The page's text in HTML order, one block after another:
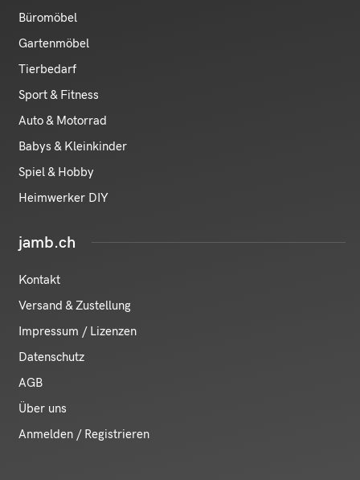
Büromöbel
Gartenmöbel
Tierbedarf
Sport & Fitness
Auto & Motorrad
Babys & Kleinkinder
Spiel & Hobby
Heimwerker DIY
jamb.ch
Kontakt
Versand & Zustellung
Impressum / Lizenzen
Datenschutz
AGB
Über uns
Anmelden / Registrieren